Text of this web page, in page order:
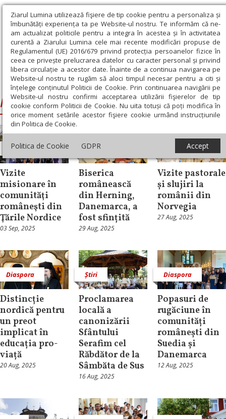
Ziarul Lumina utilizează fişiere de tip cookie pentru a personaliza și
îmbunătăți experiența ta pe Website-ul nostru. Te informăm că ne-
am actualizat politicile pentru a integra în acestea și în activitatea
curentă a Ziarului Lumina cele mai recente modificări propuse de
Regulamentul (UE) 2016/679 privind protecția persoanelor fizice în
ceea ce privește prelucrarea datelor cu caracter personal și privind
libera circulație a acestor date. Înainte de a continua navigarea pe
Website-ul nostru te rugăm să aloci timpul necesar pentru a citi și
înțelege conținutul Politicii de Cookie. Prin continuarea navigării pe
Website-ul nostru confirmi acceptarea utilizării fişierelor de tip
cookie conform Politicii de Cookie. Nu uita totuși că poți modifica în
orice moment setările acestor fişiere cookie urmând instrucțiunile
din Politica de Cookie.
Politica de Cookie GDPR Accept
Ziarul Lumina › Macarie, Episcopul Europei de Nord
Macarie, Episcopul Europei de Nord
Diaspora
Vizite
misionare în
comunităţi
româneşti din
Ţările Nordice
03 Sep, 2025
Diaspora
Biserica
românească
din Herning,
Danemarca, a
fost sfințită
29 Aug, 2025
Diaspora
Vizite pastorale
și slujiri la
românii din
Norvegia
27 Aug, 2025
Diaspora
Distincție
nordică pentru
un preot
implicat în
educația pro-
viață
20 Aug, 2025
Știri
Proclamarea
locală a
canonizării
Sfântului
Serafim cel
Răbdător de la
Sâmbăta de Sus
16 Aug, 2025
Diaspora
Popasuri de
rugăciune în
comunități
românești din
Suedia și
Danemarca
12 Aug, 2025